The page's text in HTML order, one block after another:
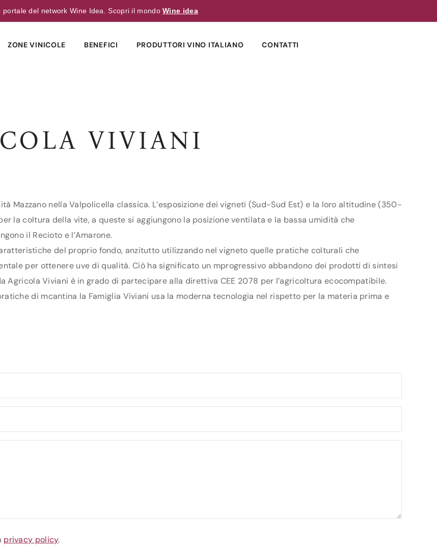
portale del network Wine Idea. Scopri il mondoWine idea
ZONE VINICOLE BENEFICI PRODUTTORI VINO ITALIANO CONTATTI
VIVIANI
Mazzano nella Valpolicella classica. L’esposizione dei vigneti (Sud-Sud Est) e la loro altitudine (350-
la coltura della vite, a queste si aggiungono la posizione ventilata e la bassa umidità che
il Recioto e l’Amarone.
del proprio fondo, anzitutto utilizzando nel vigneto quelle pratiche colturali che
per ottenere uve di qualità. Ciò ha significato un mprogressivo abbandono dei prodotti di sintesi
Agricola Viviani è in grado di partecipare alla direttiva CEE 2078 per l’agricoltura ecocompatibile.
di mcantina la Famiglia Viviani usa la moderna tecnologia nel rispetto per la materia prima e
privacy policy.